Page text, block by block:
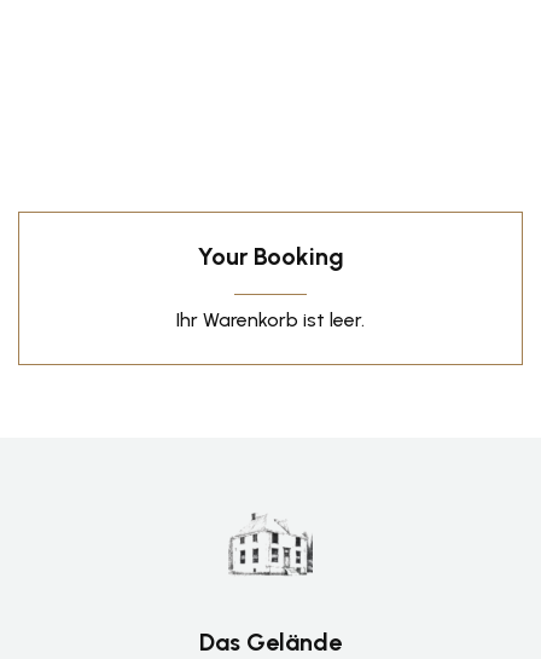
Your Booking
Ihr Warenkorb ist leer.
Das Gelände